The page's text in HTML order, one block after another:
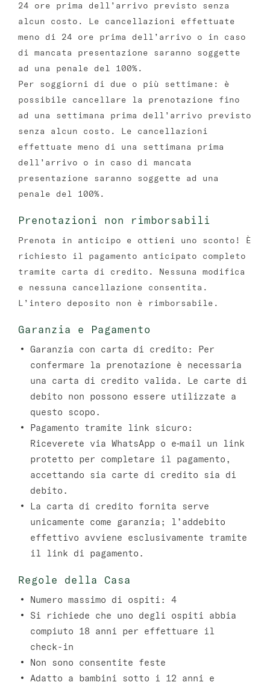
24 ore prima dell’arrivo previsto senza
alcun costo. Le cancellazioni effettuate
meno di 24 ore prima dell’arrivo o in caso
di mancata presentazione saranno soggette
ad una penale del 100%.
Per soggiorni di due o più settimane: è
possibile cancellare la prenotazione fino
ad una settimana prima dell’arrivo previsto
senza alcun costo. Le cancellazioni
effettuate meno di una settimana prima
dell’arrivo o in caso di mancata
presentazione saranno soggette ad una
penale del 100%.
Prenotazioni non rimborsabili
Prenota in anticipo e ottieni uno sconto! È
richiesto il pagamento anticipato completo
tramite carta di credito. Nessuna modifica
e nessuna cancellazione consentita.
L’intero deposito non è rimborsabile.
Garanzia e Pagamento
Garanzia con carta di credito:
Per
confermare la prenotazione è necessaria
una carta di credito valida. Le carte di
debito non possono essere utilizzate a
questo scopo.
Pagamento tramite link sicuro:
Riceverete via WhatsApp o e‑mail un link
protetto per completare il pagamento,
accettando sia carte di credito sia di
debito.
La carta di credito fornita serve
unicamente come garanzia; l’addebito
effettivo avviene esclusivamente tramite
il link di pagamento.
Regole della Casa
Numero massimo di ospiti: 4
Si richiede che uno degli ospiti abbia
compiuto 18 anni per effettuare il
check-in
Non sono consentite feste
Adatto a bambini sotto i 12 anni e